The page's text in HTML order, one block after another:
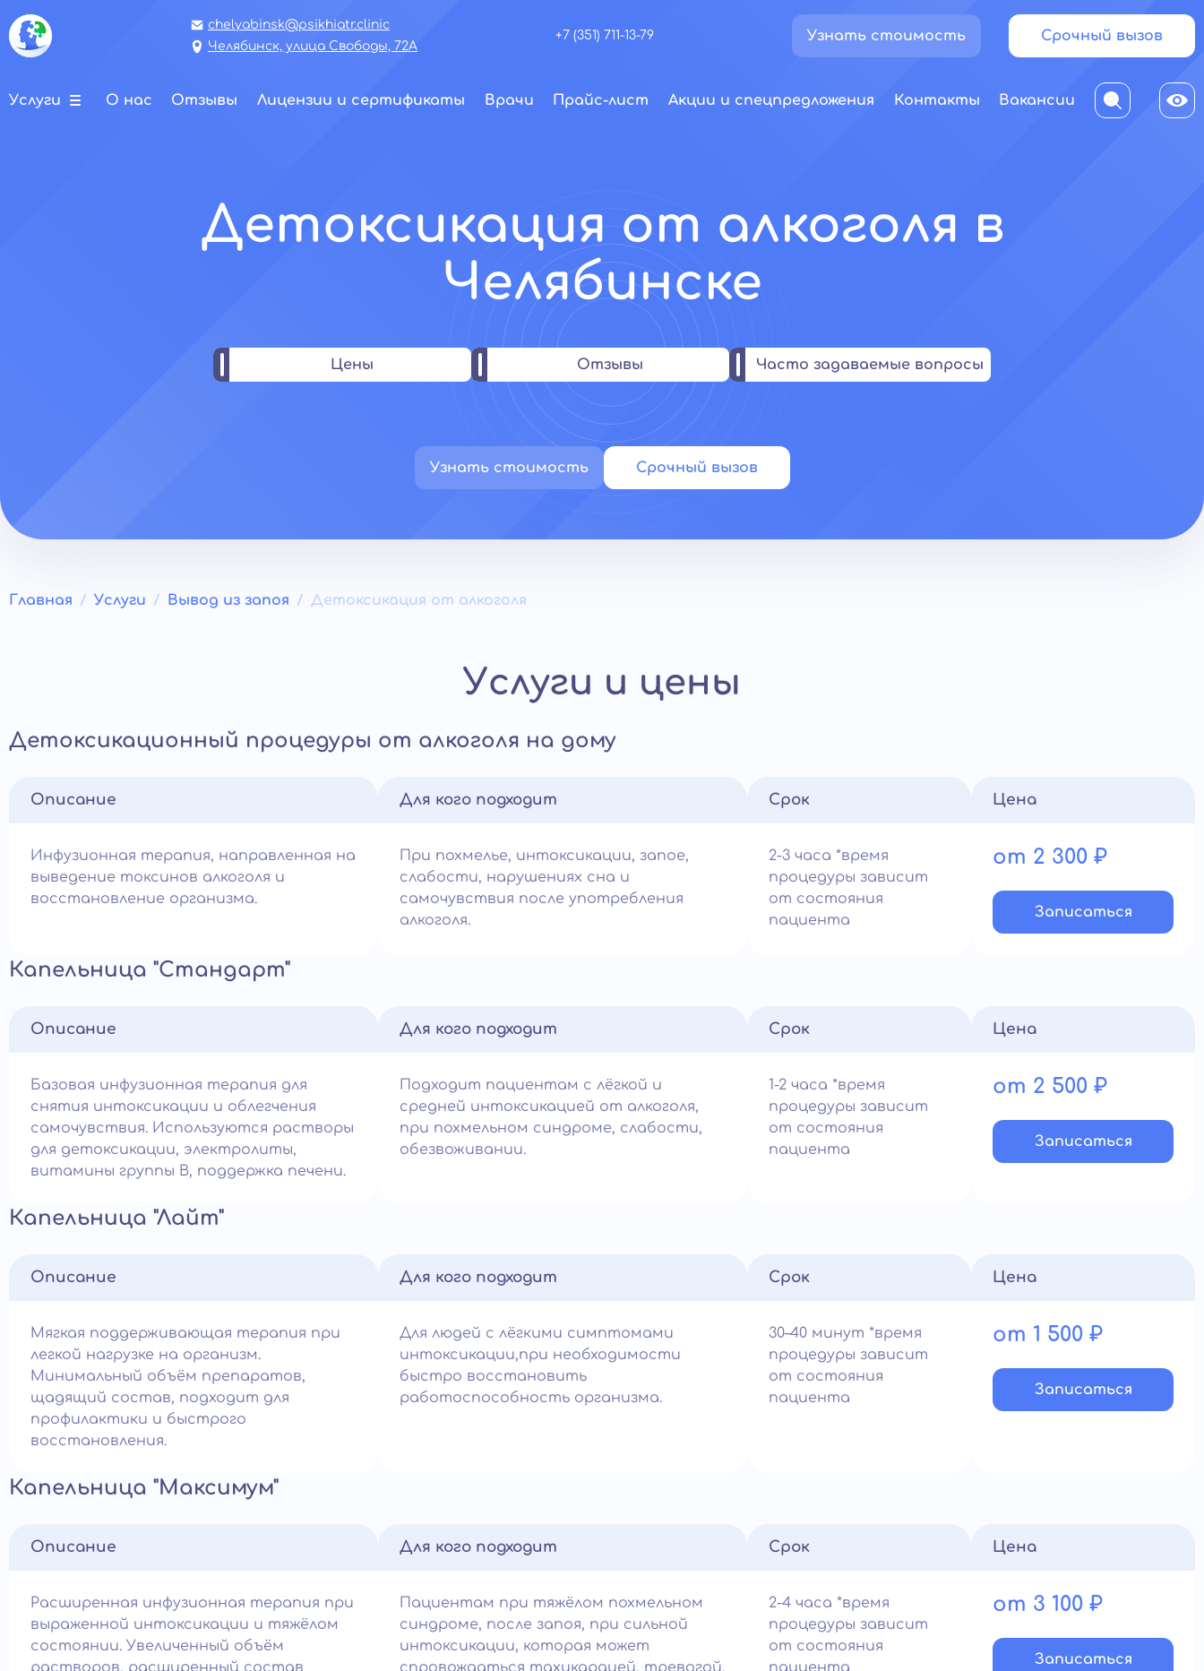
chelyabinsk@psikhiatr.clinic
Челябинск, улица Свободы, 72А
+7 (351) 711-13-79 Узнать стоимость Срочный вызов
Услуги О нас Отзывы Лицензии и сертификаты Врачи Прайс-лист Акции и спецпредложения Контакты Вакансии
Детоксикация от алкоголя в
Челябинске
Цены Отзывы Часто задаваемые вопросы
Узнать стоимость Срочный вызов
Главная Услуги Вывод из запоя Детоксикация от алкоголя
Услуги и цены
Детоксикационный процедуры от алкоголя на дому
Описание
Инфузионная терапия, направленная на
выведение токсинов алкоголя и
восстановление организма.
Для кого подходит
При похмелье, интоксикации, запое,
слабости, нарушениях сна и
самочувствия после употребления
алкоголя.
Срок
2-3 часа *время
процедуры зависит
от состояния
пациента
Цена
от 2 300 ₽
Записатьcя
Капельница "Стандарт"
Описание
Базовая инфузионная терапия для
снятия интоксикации и облегчения
самочувствия. Используются растворы
для детоксикации, электролиты,
витамины группы B, поддержка печени.
Для кого подходит
Подходит пациентам с лёгкой и
средней интоксикацией от алкоголя,
при похмельном синдроме, слабости,
обезвоживании.
Срок
1-2 часа *время
процедуры зависит
от состояния
пациента
Цена
от 2 500 ₽
Записатьcя
Капельница "Лайт"
Описание
Мягкая поддерживающая терапия при
легкой нагрузке на организм.
Минимальный объём препаратов,
щадящий состав, подходит для
профилактики и быстрого
восстановления.
Для кого подходит
Для людей с лёгкими симптомами
интоксикации,при необходимости
быстро восстановить
работоспособность организма.
Срок
30–40 минут *время
процедуры зависит
от состояния
пациента
Цена
от 1 500 ₽
Записатьcя
Капельница "Максимум"
Описание
Расширенная инфузионная терапия при
выраженной интоксикации и тяжёлом
состоянии. Увеличенный объём
растворов, расширенный состав
Для кого подходит
Пациентам при тяжёлом похмельном
синдроме, после запоя, при сильной
интоксикации, которая может
спровождаться тахикардией, тревогой,
Срок
2-4 часа *время
процедуры зависит
от состояния
пациента
Цена
от 3 100 ₽
Записатьcя